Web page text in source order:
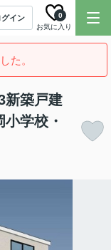
グイン
お気に入り
0
た。
新築戸建
学校・